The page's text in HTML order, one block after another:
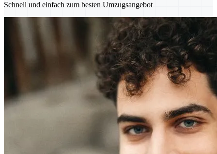
Schnell und einfach zum besten Umzugsangebot